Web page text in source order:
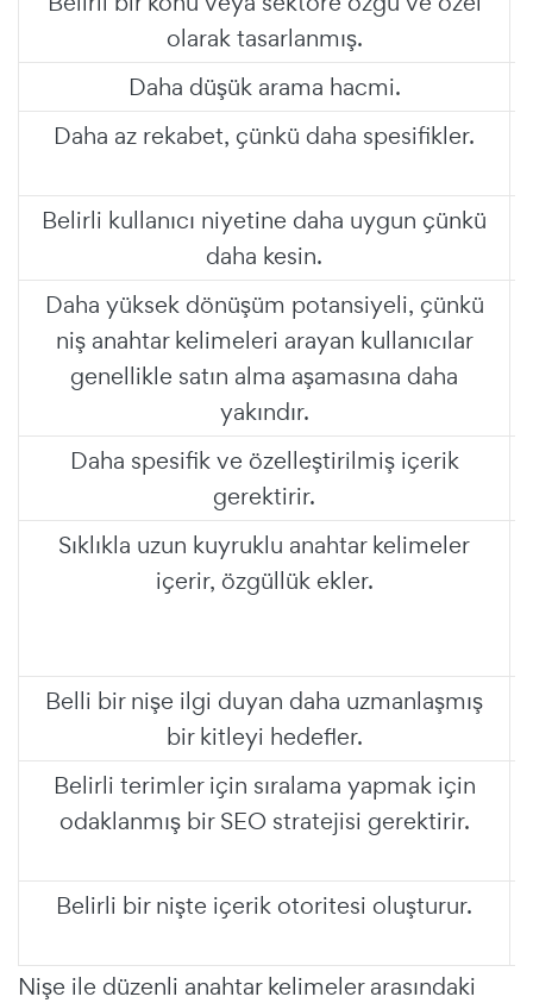
olarak tasarlanmış.
Daha düşük arama hacmi.
Daha az rekabet, çünkü daha spesifikler.
Belirli kullanıcı niyetine daha uygun çünkü
daha kesin.
Daha yüksek dönüşüm potansiyeli, çünkü
niş anahtar kelimeleri arayan kullanıcılar
genellikle satın alma aşamasına daha
yakındır.
Daha spesifik ve özelleştirilmiş içerik
gerektirir.
Sıklıkla uzun kuyruklu anahtar kelimeler
içerir, özgüllük ekler.
Belli bir nişe ilgi duyan daha uzmanlaşmış
bir kitleyi hedefler.
Belirli terimler için sıralama yapmak için
odaklanmış bir SEO stratejisi gerektirir.
Belirli bir nişte içerik otoritesi oluşturur.
Nişe ile düzenli anahtar kelimeler arasındaki